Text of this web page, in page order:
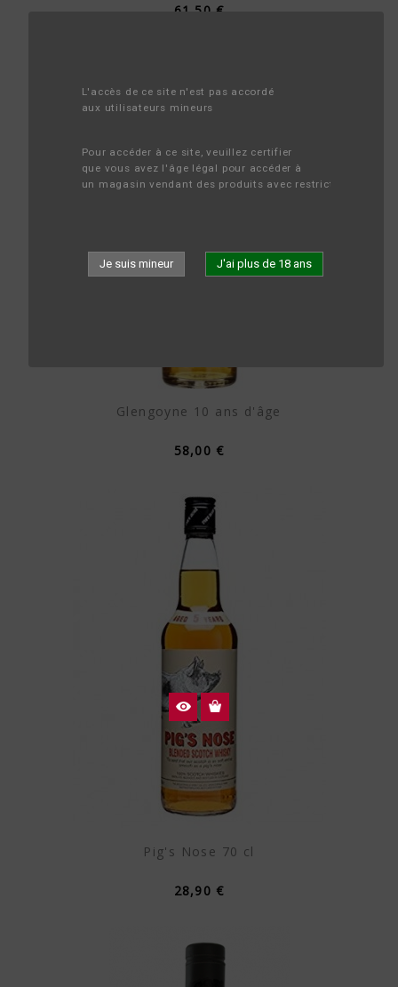
L'accès de ce site n'est pas accordé
aux utilisateurs mineurs
Pour accéder à ce site, veuillez certifier
que vous avez l'âge légal pour accéder à
un magasin vendant des produits avec restriction d'âge.
Je suis mineur J'ai plus de 18 ans
61,50 €
Glengoyne 10 ans d'âge
58,00 €
Pig's Nose 70 cl
28,90 €